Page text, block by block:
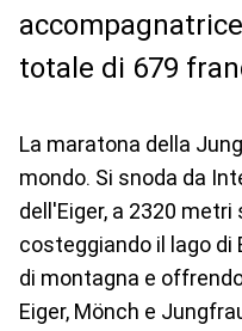
totale di 679
La maratona della
mondo. Si snoda da
dell'Eiger, a 2320 metri
costeggiando il lago di
di montagna e
Eiger, Mönch e